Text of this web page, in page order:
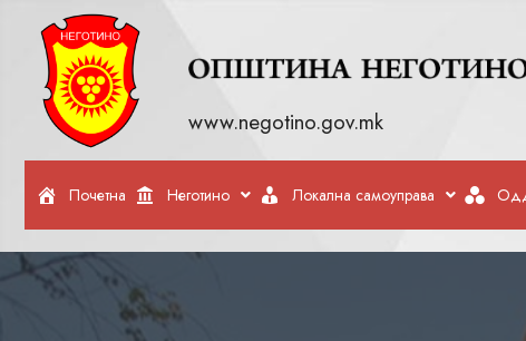
www.negotino.gov.mk
Почетна Неготино Локална самоуправа